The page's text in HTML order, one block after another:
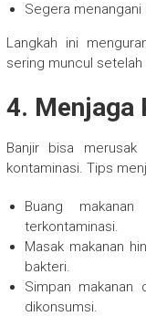
Segera
Langkah ini
sering muncul setelah
4. Menjaga
Banjir bisa merusak
kontaminasi. Tips
Buang
terkontaminasi.
Masak makanan
bakteri.
Simpan
dikonsumsi.